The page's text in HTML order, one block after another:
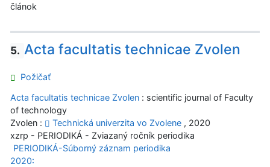
článok
5. Acta facultatis technicae Zvolen
Požičať
Acta facultatis technicae Zvolen : scientific journal of Faculty
of technology
Zvolen :
Technická univerzita vo Zvolene , 2020
xzrp - PERIODIKÁ - Zviazaný ročník periodika
PERIODIKÁ-Súborný záznam periodika
2020: